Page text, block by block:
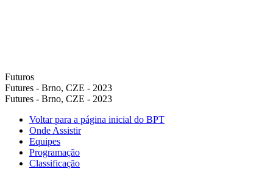
Futuros
Futures - Brno, CZE - 2023
Futures - Brno, CZE - 2023
Voltar para a página inicial do BPT
Onde Assistir
Equipes
Programação
Classificação